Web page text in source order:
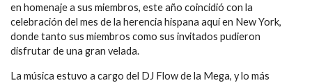
en homenaje a sus miembros, este año coincidió con la
celebración del mes de la herencia hispana aquí en New York,
donde tanto sus miembros como sus invitados pudieron
disfrutar de una gran velada.
La música estuvo a cargo del DJ Flow de la Mega, y lo más